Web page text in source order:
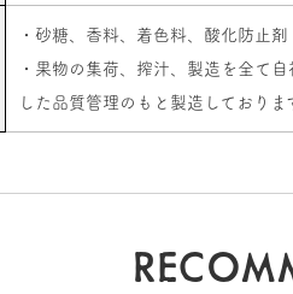
・砂糖、香料、着色料、酸化防止
・果物の集荷、搾汁、製造を全て
した品質管理のもと製造しておりま